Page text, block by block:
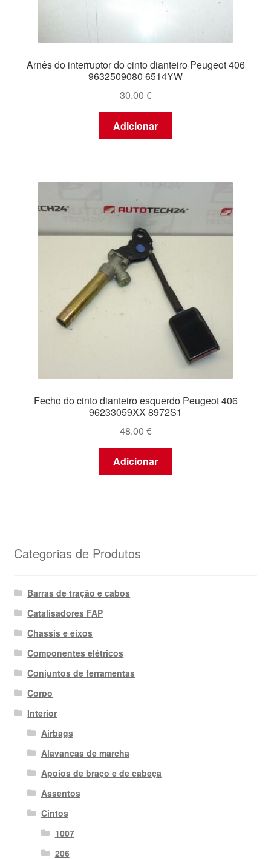
Arnês do interruptor do cinto dianteiro Peugeot 406
9632509080 6514YW
30.00 €
Adicionar
Fecho do cinto dianteiro esquerdo Peugeot 406
96233059XX 8972S1
48.00 €
Adicionar
Categorias de Produtos
Barras de tração e cabos
Catalisadores FAP
Chassis e eixos
Componentes elétricos
Conjuntos de ferramentas
Corpo
Interior
Airbags
Alavancas de marcha
Apoios de braço e de cabeça
Assentos
Cintos
1007
206